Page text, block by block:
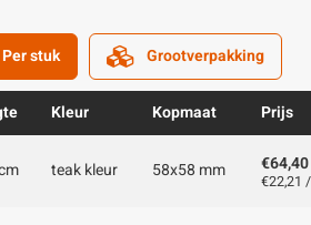
Per stuk Grootverpakking
Kleur Kopmaat Prijs
teak kleur 58x58 mm €64,40
€22,21